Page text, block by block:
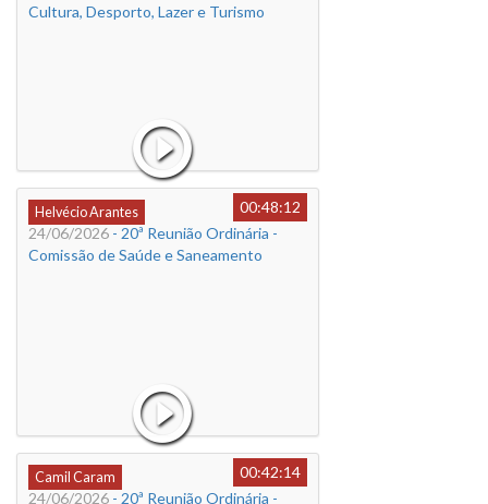
Cultura, Desporto, Lazer e Turismo
Helvécio Arantes
00:48:12
24/06/2026 - 20ª Reunião Ordinária -
Comissão de Saúde e Saneamento
Camil Caram
00:42:14
24/06/2026 - 20ª Reunião Ordinária -